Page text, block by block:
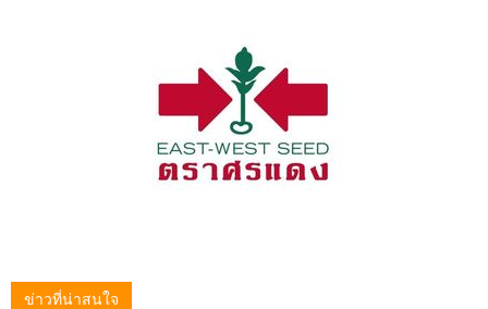
ข่าวที่น่าสนใจ